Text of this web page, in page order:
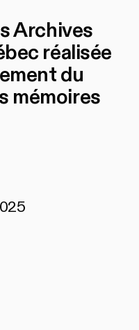
Archives
réalisée
du
mémoires